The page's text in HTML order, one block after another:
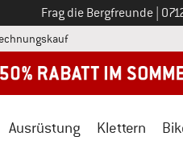
Frag die Bergfreunde
Finde die Zahlungs-
Ausrüstung Klettern